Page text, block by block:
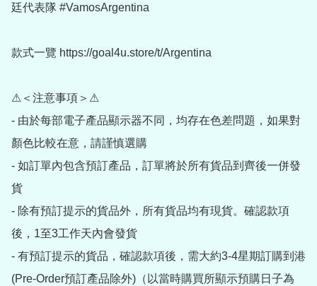
廷代表隊 #VamosArgentina
款式一覽 https://goal4u.store/t/Argentina
⚠＜注意事項＞⚠
- 由於每部電子產品顯示器不同，均存在色差問題，如果對
顏色比較在意，請謹慎選購
- 如訂單內包含預訂產品，訂單將於所有貨品到齊後一併發
貨
- 除有預訂提示的貨品外，所有貨品均有現貨。確認款項
後，1至3工作天內會發貨
- 有預訂提示的貨品，確認款項後，需大約3-4星期訂購到港
(Pre-Order預訂產品除外)（以當時購買所顯示預購日子為